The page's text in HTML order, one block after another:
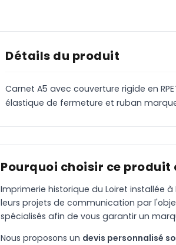
Détails du produit
Carnet A5 avec couverture rigide en
élastique de fermeture et ruban
Pourquoi choisir ce produit
Imprimerie historique du Loiret installée
leurs projets de communication par
spécialisés afin de vous garantir un
Nous proposons un devis personnalisé